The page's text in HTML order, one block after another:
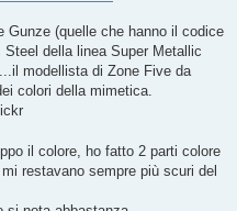
Gunze (quelle che hanno il codice
della linea Super Metallic
modellista di Zone Five da
colori della mimetica.
il colore, ho fatto 2 parti colore
restavano sempre più scuri del